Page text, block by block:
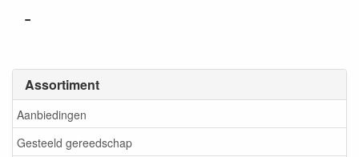
Assortiment
Aanbiedingen
Gesteeld gereedschap
-